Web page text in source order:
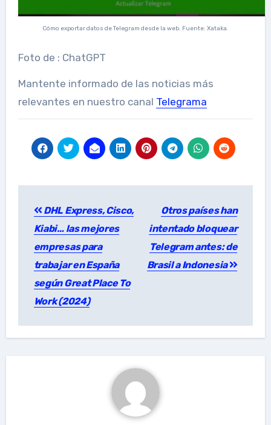
Cómo exportar datos de Telegram desde la web. Fuente: Xataka.
Foto de : ChatGPT
Mantente informado de las noticias más
relevantes en nuestro canal Telegrama
navigation
DHL Express, Cisco,
Kiabi… las mejores
empresas para
trabajar en España
según Great Place To
Work (2024)
Otros países han
intentado bloquear
Telegram antes: de
Brasil a Indonesia